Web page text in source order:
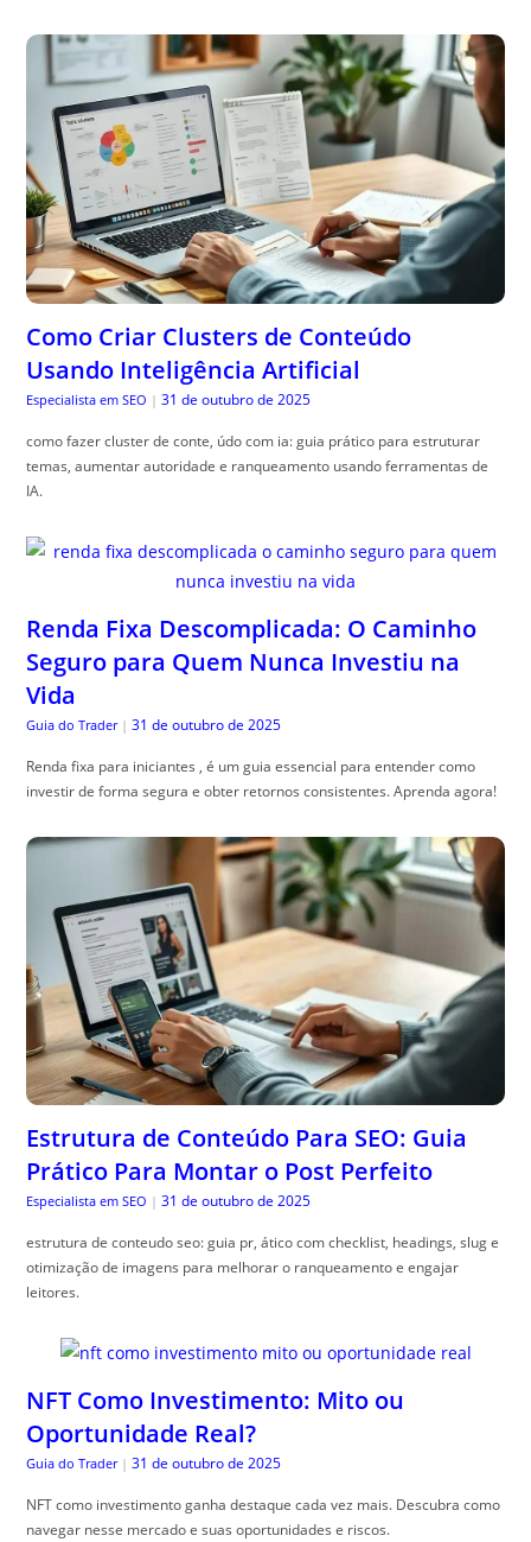
Como Criar Clusters de Conteúdo
Usando Inteligência Artificial
Especialista em SEO | 31 de outubro de 2025
como fazer cluster de conte, údo com ia: guia prático para estruturar
temas, aumentar autoridade e ranqueamento usando ferramentas de
IA.
Renda Fixa Descomplicada: O Caminho
Seguro para Quem Nunca Investiu na
Vida
Guia do Trader | 31 de outubro de 2025
Renda fixa para iniciantes , é um guia essencial para entender como
investir de forma segura e obter retornos consistentes. Aprenda agora!
Estrutura de Conteúdo Para SEO: Guia
Prático Para Montar o Post Perfeito
Especialista em SEO | 31 de outubro de 2025
estrutura de conteudo seo: guia pr, ático com checklist, headings, slug e
otimização de imagens para melhorar o ranqueamento e engajar
leitores.
NFT Como Investimento: Mito ou
Oportunidade Real?
Guia do Trader | 31 de outubro de 2025
NFT como investimento ganha destaque cada vez mais. Descubra como
navegar nesse mercado e suas oportunidades e riscos.